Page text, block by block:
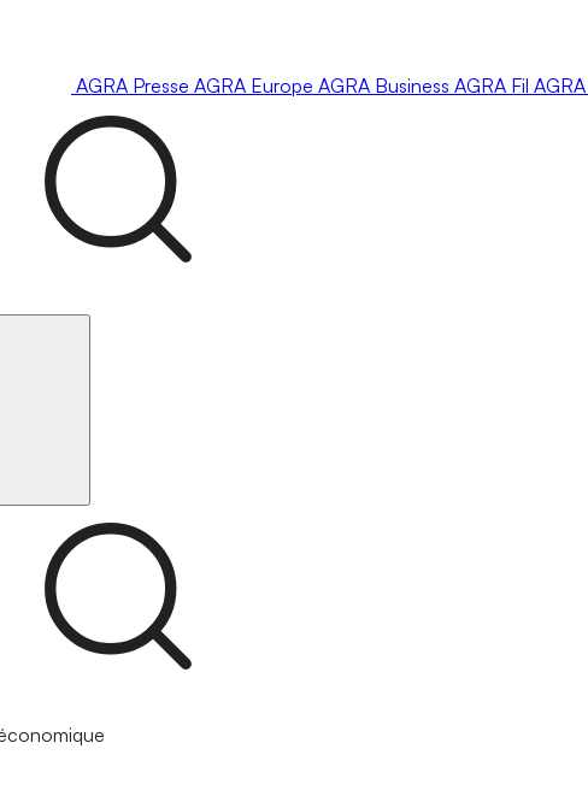
AGRA Presse AGRA Europe AGRA Business AGRA Fil AGRA